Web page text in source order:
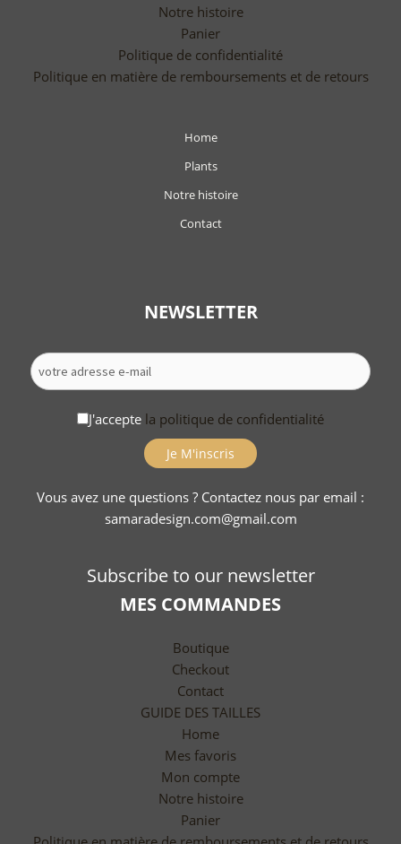
Notre histoire
Panier
Politique de confidentialité
Politique en matière de remboursements et de retours
Home
Plants
Notre histoire
Contact
NEWSLETTER
J'accepte la politique de confidentialité
Vous avez une questions ? Contactez nous par email :
samaradesign.com@gmail.com
Subscribe to our newsletter
MES COMMANDES
Boutique
Checkout
Contact
GUIDE DES TAILLES
Home
Mes favoris
Mon compte
Notre histoire
Panier